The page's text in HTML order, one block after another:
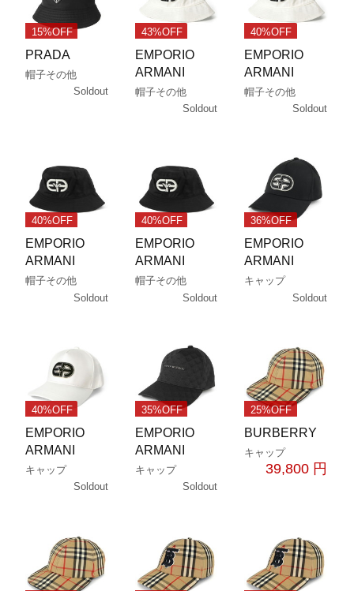
15%OFF
PRADA
帽子その他
Soldout
43%OFF
EMPORIO
ARMANI
帽子その他
Soldout
40%OFF
EMPORIO
ARMANI
帽子その他
Soldout
40%OFF
EMPORIO
ARMANI
帽子その他
Soldout
40%OFF
EMPORIO
ARMANI
帽子その他
Soldout
36%OFF
EMPORIO
ARMANI
キャップ
Soldout
40%OFF
EMPORIO
ARMANI
キャップ
Soldout
35%OFF
EMPORIO
ARMANI
キャップ
Soldout
25%OFF
BURBERRY
キャップ
39,800 円